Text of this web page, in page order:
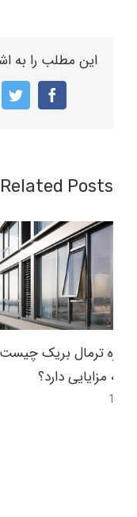
این مطلب را به
facebook
Related Posts
پنجره ترمال بریک چیست
و چه مزایایی دارد؟
16:58